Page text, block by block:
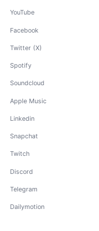
YouTube
Facebook
Twitter (X)
Spotify
Soundcloud
Apple Music
Linkedin
Snapchat
Twitch
Discord
Telegram
Dailymotion